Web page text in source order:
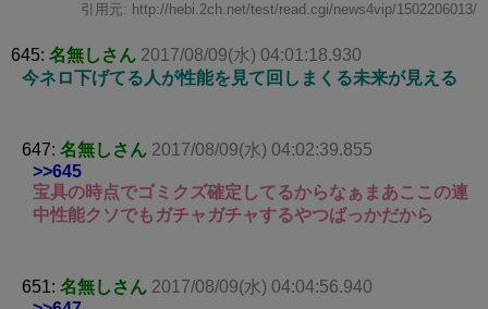
引用元: http://hebi.2ch.net/test/read.cgi/news4vip/1502206013/
645: 名無しさん 2017/08/09(水) 04:01:18.930
今ネロ下げてる人が性能を見て回しまくる未来が見える
647: 名無しさん 2017/08/09(水) 04:02:39.855
>>645
宝具の時点でゴミクズ確定してるからなぁまあここの連
中性能クソでもガチャガチャするやつばっかだから
651: 名無しさん 2017/08/09(水) 04:04:56.940